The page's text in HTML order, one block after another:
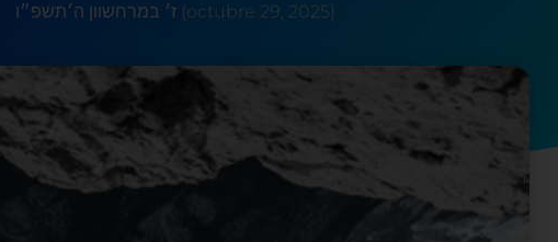
ז׳ במרחשוון ה׳תשפ״ו (octubre 29, 2025)